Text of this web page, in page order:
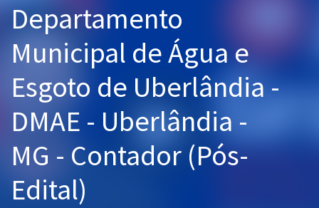
Pós
Graduação
OAB
Mentorias
Questões grátis
Conteúdo gratuito
Departamento
Municipal de Água e
Esgoto de Uberlândia -
DMAE - Uberlândia -
MG - Contador (Pós-
Edital)